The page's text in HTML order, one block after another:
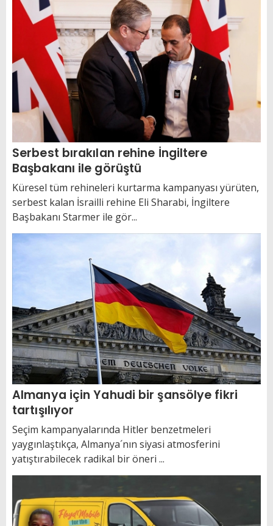
Serbest bırakılan rehine İngiltere
Başbakanı ile görüştü
Küresel tüm rehineleri kurtarma kampanyası yürüten,
serbest kalan İsrailli rehine Eli Sharabi, İngiltere
Başbakanı Starmer ile gör...
Almanya için Yahudi bir şansölye fikri
tartışılıyor
Seçim kampanyalarında Hitler benzetmeleri
yaygınlaştıkça, Almanya´nın siyasi atmosferini
yatıştırabilecek radikal bir öneri ...